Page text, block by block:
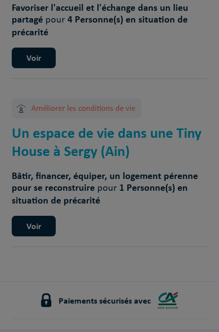
Favoriser l'accueil et l'échange dans un lieu
partagé pour4 Personne(s) en situation de
précarité
Voir
Améliorer les conditions de vie
Un espace de vie dans une Tiny
House à Sergy (Ain)
Bâtir, financer, équiper, un logement pérenne
pour se reconstruire pour1 Personne(s) en
situation de précarité
Voir
Paiements sécurisés avec